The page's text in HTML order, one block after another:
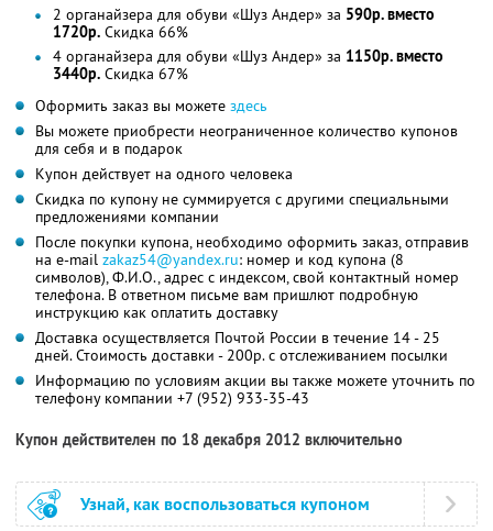
2 органайзера для обуви «Шуз Андер» за 590р. вместо
1720р. Скидка 66%
4 органайзера для обуви «Шуз Андер» за 1150р. вместо
3440р. Скидка 67%
Оформить заказ вы можете здесь
Вы можете приобрести неограниченное количество купонов
для себя и в подарок
Купон действует на одного человека
Скидка по купону не суммируется с другими специальными
предложениями компании
После покупки купона, необходимо оформить заказ, отправив
на e-mail zakaz54@yandex.ru: номер и код купона (8
символов), Ф.И.О., адрес с индексом, свой контактный номер
телефона. В ответном письме вам пришлют подробную
инструкцию как оплатить доставку
Доставка осуществляется Почтой России в течение 14 - 25
дней. Стоимость доставки - 200р. с отслеживанием посылки
Информацию по условиям акции вы также можете уточнить по
телефону компании +7 (952) 933-35-43
Купон действителен по 18 декабря 2012 включительно
Узнай, как воспользоваться купоном